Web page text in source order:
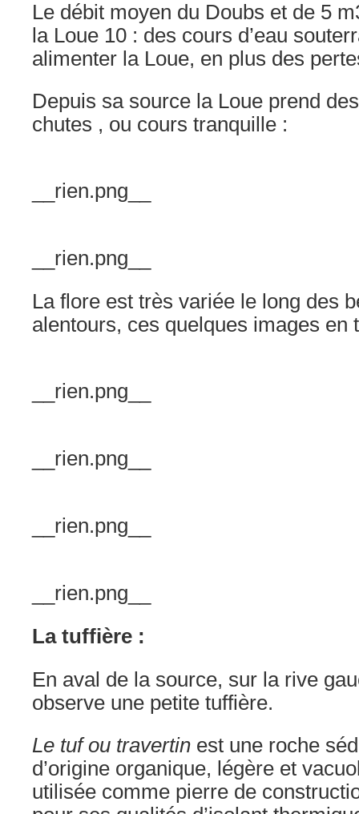
Le débit moyen du Doubs et de 5
la Loue 10 : des cours d’eau
alimenter la Loue, en plus des
Depuis sa source la Loue prend
chutes , ou cours tranquille :
__rien.png__
__rien.png__
La flore est très variée le long des
alentours, ces quelques images en
__rien.png__
__rien.png__
__rien.png__
__rien.png__
La tuffière :
En aval de la source, sur la rive
observe une petite tuffière.
Le tuf ou travertin est une roche
d’origine organique, légère et
utilisée comme pierre de